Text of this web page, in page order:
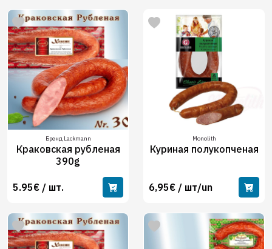
Бренд Lackmann
Краковская рубленая
390g
5.95€ / шт.
Monolith
Куриная полукопченая
6,95€ / шт/un